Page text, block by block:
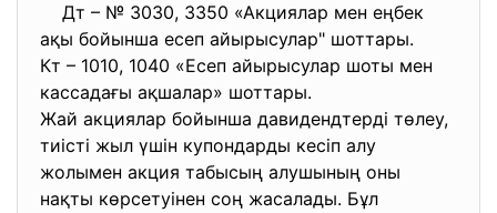
Дт – № 3030, 3350 «Акциялар мен еңбек
ақы бойынша есеп айырысулар" шоттары.
Кт – 1010, 1040 «Eсеп айырысулар шоты мен
кассадағы ақшалар» шоттары.
Жай акциялар бойынша давидендтерді төлеу,
тиісті жыл үшін купондарды кесіп алу
жолымен акция табысың алушының оны
нақты көрсетуінен соң жасалады. Бұл